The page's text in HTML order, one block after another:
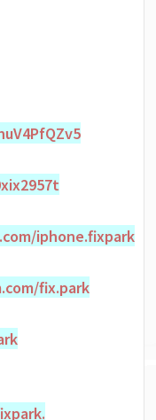
iphone.fixpark
fix.park